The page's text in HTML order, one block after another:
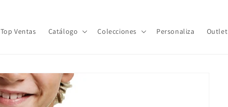
Top Ventas Catálogo Colecciones Personaliza Outlet